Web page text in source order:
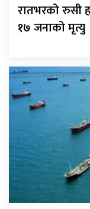
रातभरको रुसी
१७ जनाको मृत्यु